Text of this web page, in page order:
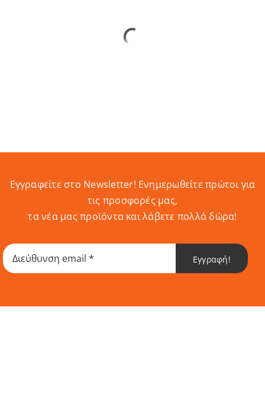
Εγγραφείτε στο Newsletter! Eνημερωθείτε πρώτοι για
τις προσφορές μας,
τα νέα μας προϊόντα και λάβετε πολλά δώρα!
Εγγραφή!